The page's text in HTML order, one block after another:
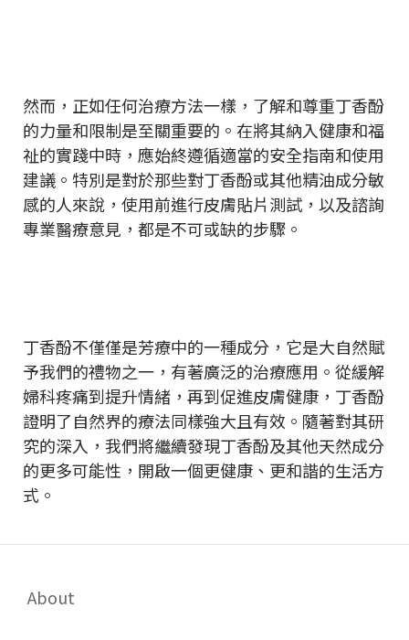
然而，正如任何治療方法一樣，了解和尊重丁香酚
的力量和限制是至關重要的。在將其納入健康和福
祉的實踐中時，應始終遵循適當的安全指南和使用
建議。特別是對於那些對丁香酚或其他精油成分敏
感的人來說，使用前進行皮膚貼片測試，以及諮詢
專業醫療意見，都是不可或缺的步驟。
丁香酚不僅僅是芳療中的一種成分，它是大自然賦
予我們的禮物之一，有著廣泛的治療應用。從緩解
婦科疼痛到提升情緒，再到促進皮膚健康，丁香酚
證明了自然界的療法同樣強大且有效。隨著對其研
究的深入，我們將繼續發現丁香酚及其他天然成分
的更多可能性，開啟一個更健康、更和諧的生活方
式。
About